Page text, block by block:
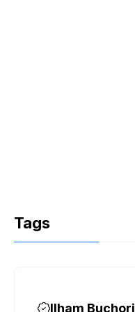
Tags
Ilham Buchori